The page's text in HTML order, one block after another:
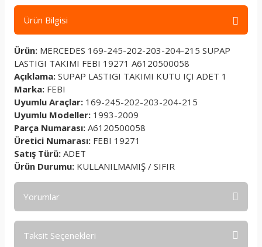
Ürün Bilgisi
Ürün: MERCEDES 169-245-202-203-204-215 SUPAP
LASTIGI TAKIMI FEBI 19271 A6120500058
Açıklama: SUPAP LASTIGI TAKIMI KUTU IÇI ADET 1
Marka: FEBI
Uyumlu Araçlar: 169-245-202-203-204-215
Uyumlu Modeller: 1993-2009
Parça Numarası: A6120500058
Üretici Numarası: FEBI 19271
Satış Türü: ADET
Ürün Durumu: KULLANILMAMIŞ / SIFIR
Yorumlar
Taksit Seçenekleri